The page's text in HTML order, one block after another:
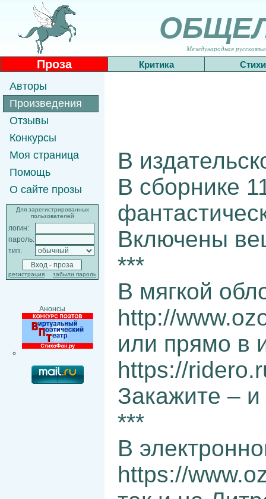
Международная
Проза Критика Стихи
Авторы
Произведения
Отзывы
Конкурсы
Моя страница
Помощь
О сайте прозы
Для зарегистрированных
пользователей
логин:
пароль:
тип:
регистрация забыли пароль
Анонсы
В
В сборнике
Включены
***
В мягкой
http://
или прямо в
https://
Закажите – и
***
В
https://